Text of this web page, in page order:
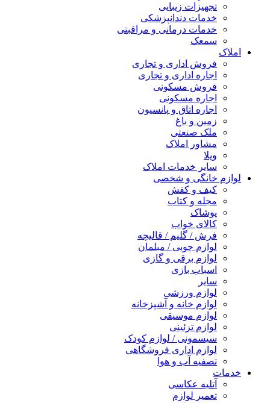
تجهیزات زیبایی
خدمات دندانپزشکی
خدمات درمانی و مراقبتی
سمعک
املاک
فروش اداری و تجاری
اجاره اداری و تجاری
فروش مسکونی
اجاره مسکونی
اجاره اتاق و پانسیون
زمین و باغ
ملک صنعتی
مشاور املاک
ویلا
سایر خدمات املاک
لوازم خانگی و شخصی
کیف و کفش
مجله و کتاب
پوشاک
کالای خواب
فرش / گلیم / قالیچه
لوازم چوبی / مبلمان
لوازم برقی و گازی
اسباب بازی
سایر
لوازم ورزشی
لوازم خانه و آشپزخانه
لوازم موسیقی
لوازم تزئینی
سیسمونی / لوازم کودک
لوازم اداری فروشگاهی
تصفیه آب و هوا
خدمات
آتلیه عکاسی
تعمیر لوازم